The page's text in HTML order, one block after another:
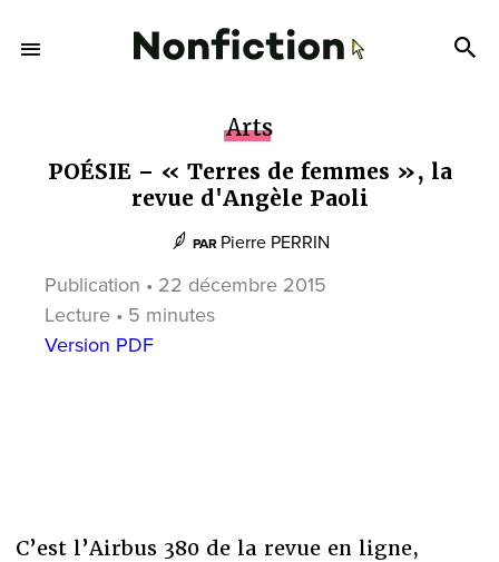
Arts
POÉSIE – « Terres de femmes », la
revue d'Angèle Paoli
PAR Pierre PERRIN
Publication • 22 décembre 2015
Lecture • 5 minutes
Version PDF
C’est l’Airbus 380 de la revue en ligne,